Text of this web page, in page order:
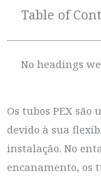
Table of
No headings
Os tubos PEX
devido à sua
instalação. No
encanamento, os